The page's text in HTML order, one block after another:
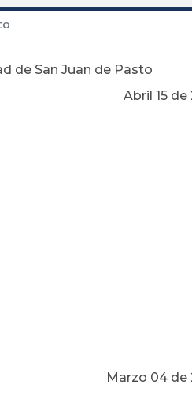
de San Juan de Pasto
Abril 15 de
Marzo 04 de